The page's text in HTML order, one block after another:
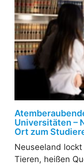
Universitäten –
Ort zum
Neuseeland
Tieren, heißen